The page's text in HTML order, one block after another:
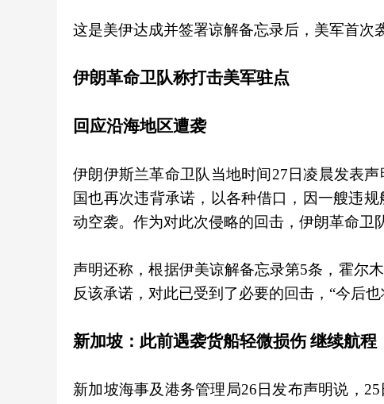
这是美伊达成并签署谅解备忘录后，美军首次
伊朗革命卫队称打击美军驻点
回应沿海地区遭袭
伊朗伊斯兰革命卫队当地时间27日凌晨发表
国也再次违背承诺，以各种借口，因一艘违
动空袭。作为对此次侵略的回击，伊朗革命卫
声明还称，根据伊美谅解备忘录第5条，霍尔
反该承诺，对此已受到了必要的回击，“今后
新加坡：此前遇袭货船轻微损伤 继续航程
新加坡海事及港务管理局26日发布声明说，